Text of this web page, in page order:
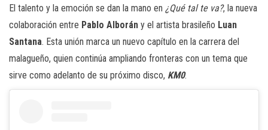
El talento y la emoción se dan la mano en ¿Qué tal te va?, la nueva
colaboración entre Pablo Alborán y el artista brasileño Luan
Santana. Esta unión marca un nuevo capítulo en la carrera del
malagueño, quien continúa ampliando fronteras con un tema que
sirve como adelanto de su próximo disco, KM0.